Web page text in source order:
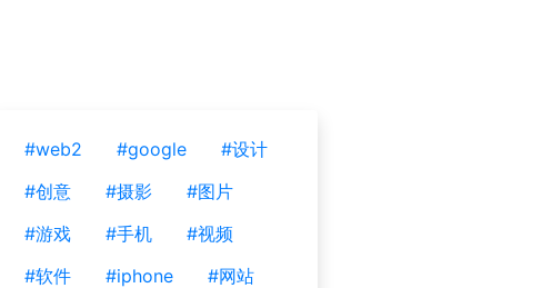
#web2 #google
#设计
#创意
#摄影
#图片
#游戏
#手机
#视频
#软件
#iphone
#网站